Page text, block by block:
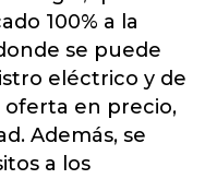
100% a la
se puede
eléctrico y de
oferta en precio,
Además, se
a los